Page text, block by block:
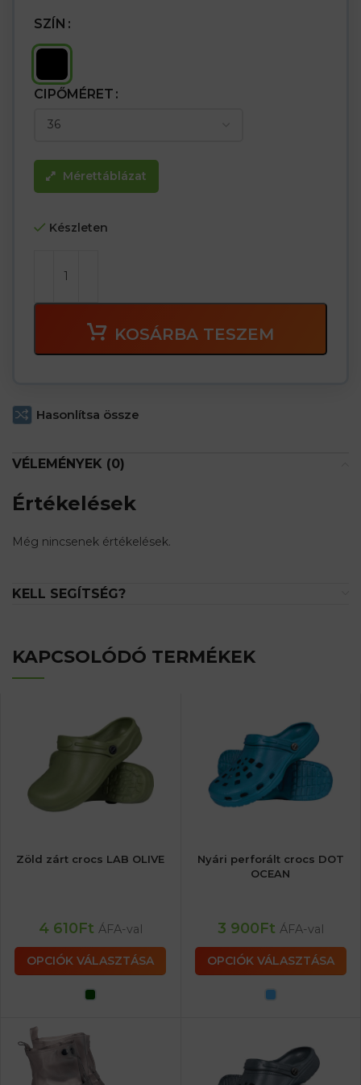
SZÍN
CIPŐMÉRET
Mérettáblázat
Készleten
KOSÁRBA TESZEM
Hasonlítsa össze
VÉLEMÉNYEK (0)
Értékelések
Még nincsenek értékelések.
KELL SEGÍTSÉG?
KAPCSOLÓDÓ TERMÉKEK
Zöld zárt crocs LAB OLIVE
4 610Ft ÁFA-val
OPCIÓK VÁLASZTÁSA
Nyári perforált crocs DOT
OCEAN
3 900Ft ÁFA-val
OPCIÓK VÁLASZTÁSA